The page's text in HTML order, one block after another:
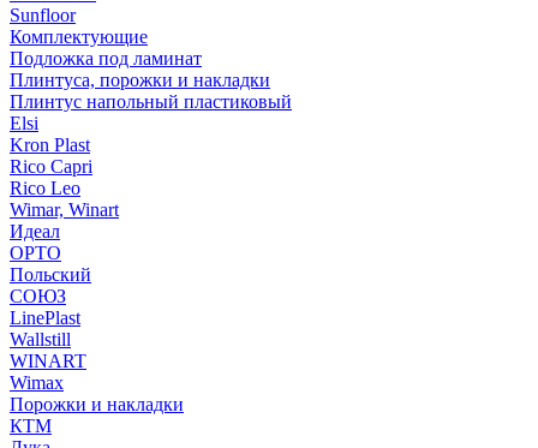
Sunfloor
Комплектующие
Подложка под ламинат
Плинтуса, порожки и накладки
Плинтус напольный пластиковый
Elsi
Kron Plast
Rico Capri
Rico Leo
Wimar, Winart
Идеал
ОРТО
Польский
СОЮЗ
LinePlast
Wallstill
WINART
Wimax
Порожки и накладки
КТМ